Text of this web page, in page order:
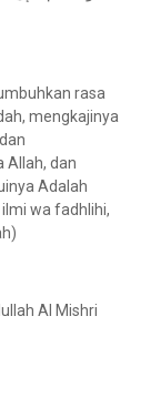
rasa
mengkajinya
Allah, dan
Adalah
wa fadhlihi,
Al Mishri